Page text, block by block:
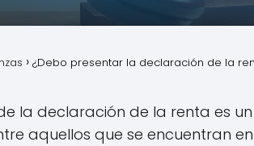
¿Debo presentar la declaración de la
la declaración de la renta es
aquellos que se encuentran